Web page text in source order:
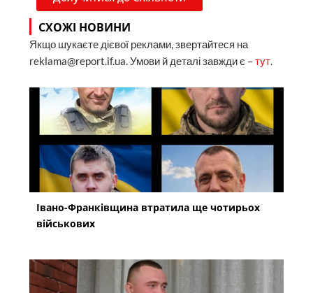
СХОЖІ НОВИНИ
Якщо шукаєте дієвої реклами, звертайтеся на
reklama@report.if.ua. Умови й деталі завжди є –тут.
Івано-Франківщина втратила ще чотирьох
військових